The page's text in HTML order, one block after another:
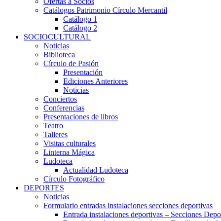
Catálogos Patrimonio Círculo Mercantil
Catálogo 1
Catálogo 2
SOCIOCULTURAL
Noticias
Biblioteca
Círculo de Pasión
Presentación
Ediciones Anteriores
Noticias
Conciertos
Conferencias
Presentaciones de libros
Teatro
Talleres
Visitas culturales
Linterna Mágica
Ludoteca
Actualidad Ludoteca
Círculo Fotográfico
DEPORTES
Noticias
Formulario entradas instalaciones secciones deportivas
Entrada instalaciones deportivas – Secciones